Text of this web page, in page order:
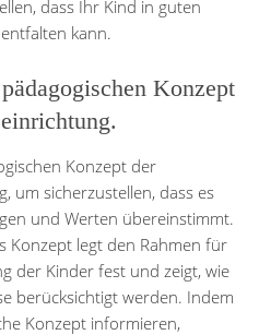
dass Ihr Kind in guten
kann.
Konzept
Konzept der
um sicherzustellen, dass es
und Werten übereinstimmt.
Konzept legt den Rahmen für
der Kinder fest und zeigt, wie
berücksichtigt werden. Indem
Konzept informieren,